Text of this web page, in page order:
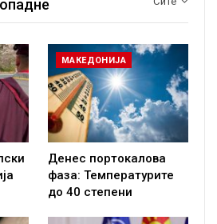
МАКЕДОНИЈА
Денес портокалова
фаза: Температурите
до 40 степени